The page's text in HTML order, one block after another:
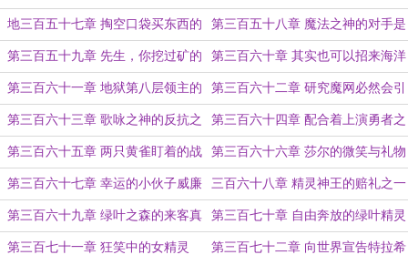
地三百五十七章 掏空口袋买东西的
希尔~
第三百五十八章 魔法之神的对手是
哪位？
第三百五十九章 先生，你挖过矿的
吧？
第三百六十章 其实也可以招来海洋
的希尔
第三百六十一章 地狱第八层领主的
出现
第三百六十二章 研究魔网必然会引
出来的存在
第三百六十三章 歌咏之神的反抗之
路
第三百六十四章 配合着上演勇者之
战的魔鬼大君
第三百六十五章 两只黄雀盯着的战
斗
第三百六十六章 莎尔的微笑与礼物
第三百六十七章 幸运的小伙子威廉 三百六十八章 精灵神王的赔礼之一
第三百六十九章 绿叶之森的来客真
的很不同
第三百七十章 自由奔放的绿叶精灵
第三百七十一章 狂笑中的女精灵 第三百七十二章 向世界宣告特拉希